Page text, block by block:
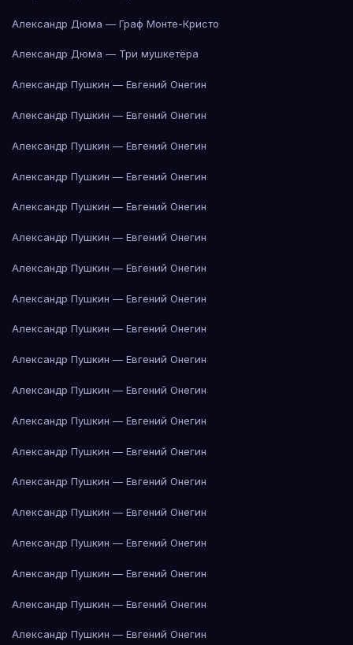
Александр Дюма — Граф Монте-Кристо
Александр Дюма — Три мушкетёра
Александр Пушкин — Евгений Онегин
Александр Пушкин — Евгений Онегин
Александр Пушкин — Евгений Онегин
Александр Пушкин — Евгений Онегин
Александр Пушкин — Евгений Онегин
Александр Пушкин — Евгений Онегин
Александр Пушкин — Евгений Онегин
Александр Пушкин — Евгений Онегин
Александр Пушкин — Евгений Онегин
Александр Пушкин — Евгений Онегин
Александр Пушкин — Евгений Онегин
Александр Пушкин — Евгений Онегин
Александр Пушкин — Евгений Онегин
Александр Пушкин — Евгений Онегин
Александр Пушкин — Евгений Онегин
Александр Пушкин — Евгений Онегин
Александр Пушкин — Евгений Онегин
Александр Пушкин — Евгений Онегин
Александр Пушкин — Евгений Онегин